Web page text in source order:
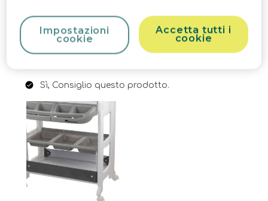
recommande vivement !
Traduci con Google
Sì, Consiglio questo prodotto.
Accetta tutti i
cookie
Impostazioni
cookie